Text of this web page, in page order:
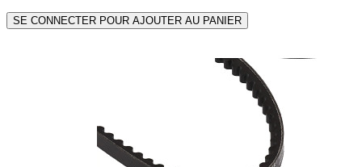
SE CONNECTER POUR AJOUTER AU PANIER